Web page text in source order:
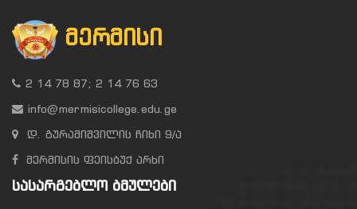
ᲛᲔᲠᲛᲘᲡᲘ
2 14 78 87; 2 14 76 63
info@mermisicollege.edu.ge
დ. გურამიშვილის ჩიხი 9/ა
მერმისის ფეისბუქ არხი
ᲡᲐᲡᲐᲠᲒᲔᲑᲚᲝ ᲑᲛᲣᲚᲔᲑᲘ